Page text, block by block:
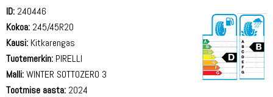
ID: 240446
Kokoa: 245/45R20
Kausi: Kitkarengas
Tuotemerkin: PIRELLI
Malli:WINTER SOTTOZERO 3
Tootmise aasta: 2024